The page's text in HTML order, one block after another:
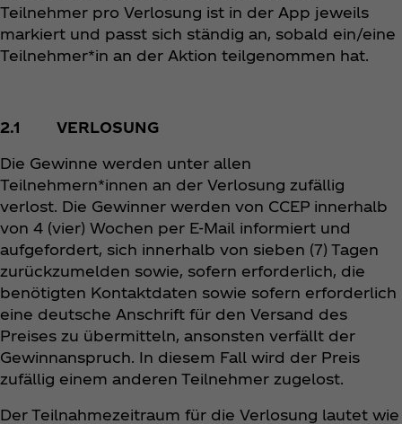
Teilnehmer pro Verlosung ist in der App jeweils
markiert und passt sich ständig an, sobald ein/eine
Teilnehmer*in an der Aktion teilgenommen hat.
2.1 VERLOSUNG
Die Gewinne werden unter allen
Teilnehmern*innen an der Verlosung zufällig
verlost. Die Gewinner werden von CCEP innerhalb
von 4 (vier) Wochen per E-Mail informiert und
aufgefordert, sich innerhalb von sieben (7) Tagen
zurückzumelden sowie, sofern erforderlich, die
benötigten Kontaktdaten sowie sofern erforderlich
eine deutsche Anschrift für den Versand des
Preises zu übermitteln, ansonsten verfällt der
Gewinnanspruch. In diesem Fall wird der Preis
zufällig einem anderen Teilnehmer zugelost.
Der Teilnahmezeitraum für die Verlosung lautet wie